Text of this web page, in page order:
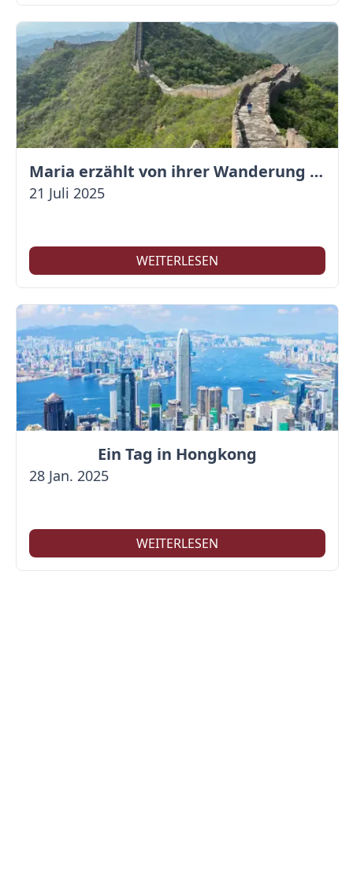
Maria erzählt von ihrer Wanderung auf der Großen Mauer
21 Juli 2025
WEITERLESEN
Ein Tag in Hongkong
28 Jan. 2025
WEITERLESEN